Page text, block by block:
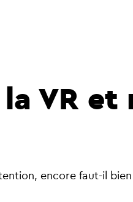
VR
encore faut-il